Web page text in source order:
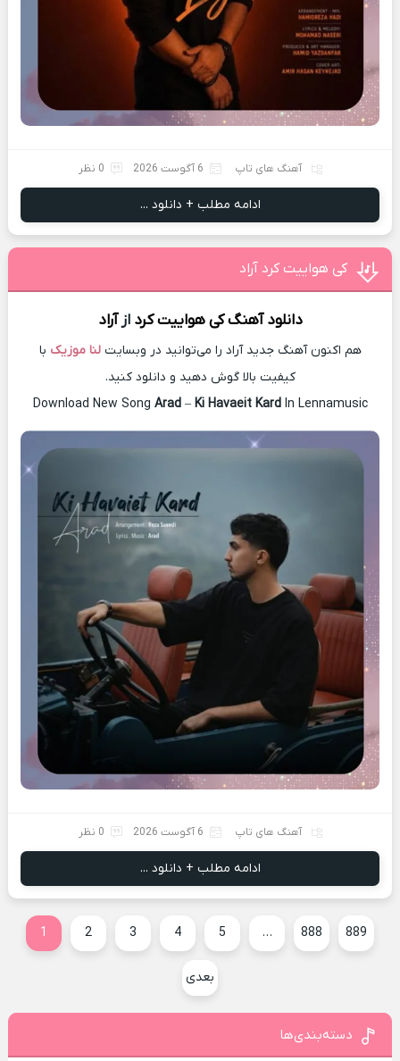
آهنگ های تاپ 6 آگوست 2026 0 نظر
ادامه مطلب + دانلود ...
کی هواییت کرد آراد
دانلود آهنگ کی هواییت کرد ازآراد
هم اکنون آهنگ جدید آراد را می‌توانید در وبسایتلنا موزیک با
کیفیت بالا گوش دهید و دانلود کنید.
Download New Song Arad– Ki Havaeit KardIn Lennamusic
آهنگ های تاپ 6 آگوست 2026 0 نظر
ادامه مطلب + دانلود ...
1 2 3 4 5 … 888 889
بعدی
دسته‌بندی‌ها